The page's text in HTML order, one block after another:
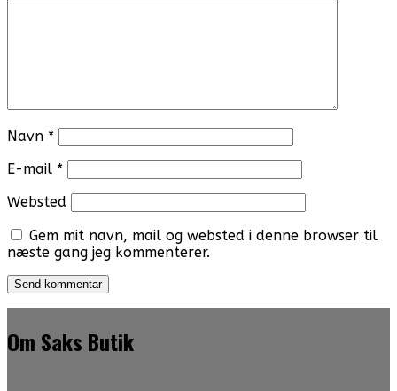
Navn *
E-mail *
Websted
Gem mit navn, mail og websted i denne browser til
næste gang jeg kommenterer.
Om Saks Butik